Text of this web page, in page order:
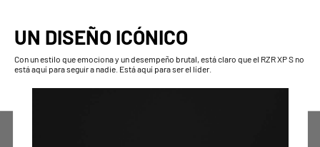
UN DISEÑO ICÓNICO
Con un estilo que emociona y un desempeño brutal, está claro que el RZR XP S no
está aquí para seguir a nadie. Está aquí para ser el líder.